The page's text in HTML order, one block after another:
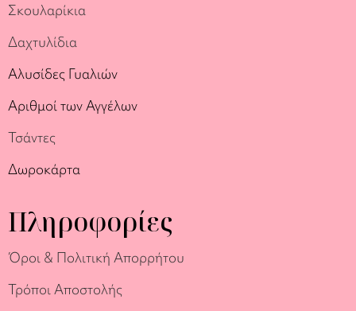
Σκουλαρίκια
Δαχτυλίδια
Αλυσίδες Γυαλιών
Αριθμοί των Αγγέλων
Τσάντες
Δωροκάρτα
Πληροφορίες
Όροι & Πολιτική Απορρήτου
Τρόποι Αποστολής